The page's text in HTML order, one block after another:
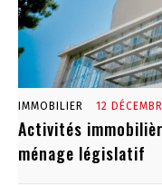
IMMOBILIER 12
Activités
ménage législatif